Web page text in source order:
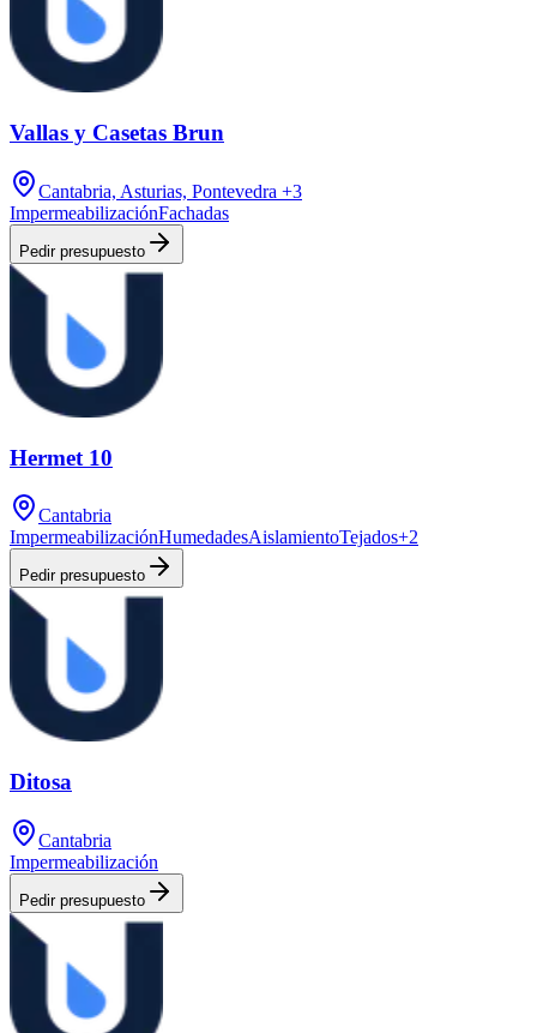
Vallas y Casetas Brun
Cantabria, Asturias, Pontevedra +3
ImpermeabilizaciónFachadas
Pedir presupuesto
Hermet 10
Cantabria
ImpermeabilizaciónHumedadesAislamientoTejados+2
Pedir presupuesto
Ditosa
Cantabria
Impermeabilización
Pedir presupuesto